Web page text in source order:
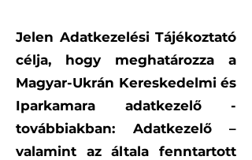
Jelen Adatkezelési Tájékoztató
célja, hogy meghatározza a
Magyar-Ukrán Kereskedelmi és
Iparkamara adatkezelő -
továbbiakban: Adatkezelő –
valamint az általa fenntartott